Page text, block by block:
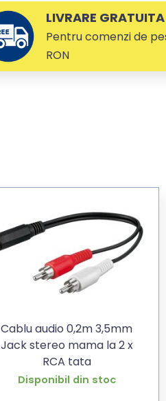
LIVRARE GRATUITA
Pentru comenzi de
RON
Cablu audio 0,2m 3,5mm
Jack stereo mama la 2 x
RCA tata
Disponibil din stoc